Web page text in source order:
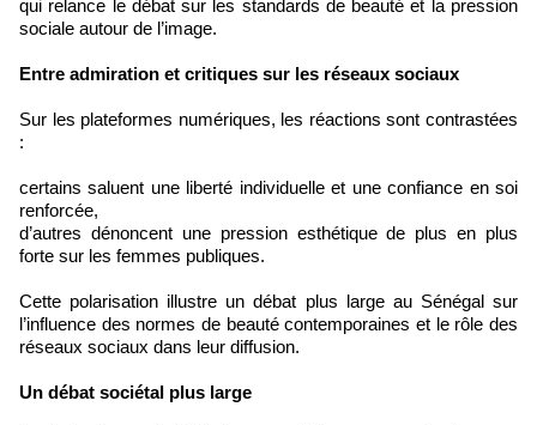
qui relance le débat sur les standards de beauté et la pression
sociale autour de l’image.
Entre admiration et critiques sur les réseaux sociaux
Sur les plateformes numériques, les réactions sont contrastées
:
certains saluent une liberté individuelle et une confiance en soi
renforcée,
d’autres dénoncent une pression esthétique de plus en plus
forte sur les femmes publiques.
Cette polarisation illustre un débat plus large au Sénégal sur
l’influence des normes de beauté contemporaines et le rôle des
réseaux sociaux dans leur diffusion.
Un débat sociétal plus large